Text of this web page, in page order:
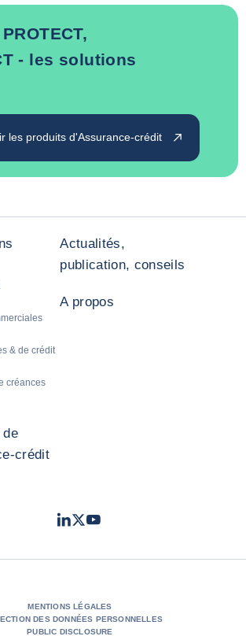
- les solutions
les produits d'Assurance-crédit
& de crédit
créances
Actualités,
publication, conseils
A propos
de
crédit
LinkedIn
TwitterYoutube
MENTIONS LÉGALES
DES DONNÉES PERSONNELLES
PUBLIC DISCLOSURE